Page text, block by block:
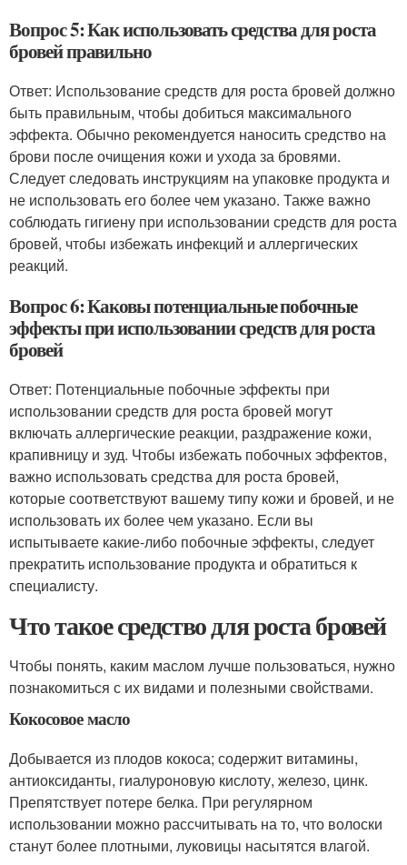
Вопрос 5: Как использовать средства для роста
бровей правильно
Ответ: Использование средств для роста бровей должно
быть правильным, чтобы добиться максимального
эффекта. Обычно рекомендуется наносить средство на
брови после очищения кожи и ухода за бровями.
Следует следовать инструкциям на упаковке продукта и
не использовать его более чем указано. Также важно
соблюдать гигиену при использовании средств для роста
бровей, чтобы избежать инфекций и аллергических
реакций.
Вопрос 6: Каковы потенциальные побочные
эффекты при использовании средств для роста
бровей
Ответ: Потенциальные побочные эффекты при
использовании средств для роста бровей могут
включать аллергические реакции, раздражение кожи,
крапивницу и зуд. Чтобы избежать побочных эффектов,
важно использовать средства для роста бровей,
которые соответствуют вашему типу кожи и бровей, и не
использовать их более чем указано. Если вы
испытываете какие-либо побочные эффекты, следует
прекратить использование продукта и обратиться к
специалисту.
Что такое средство для роста бровей
Чтобы понять, каким маслом лучше пользоваться, нужно
познакомиться с их видами и полезными свойствами.
Кокосовое масло
Добывается из плодов кокоса; содержит витамины,
антиоксиданты, гиалуроновую кислоту, железо, цинк.
Препятствует потере белка. При регулярном
использовании можно рассчитывать на то, что волоски
станут более плотными, луковицы насытятся влагой.